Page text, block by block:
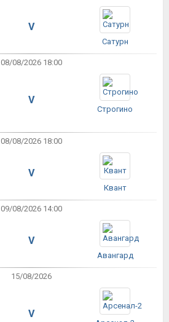
V
Сатурн
08/08/2026 18:00
V
Строгино
08/08/2026 18:00
V
Квант
09/08/2026 14:00
V
Авангард
15/08/2026
V